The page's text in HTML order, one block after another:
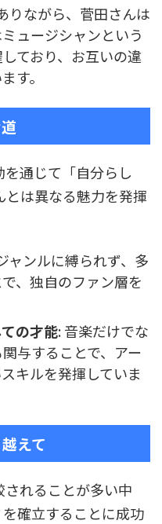
りながら、菅田さんは
ュージシャンという
ており、お互いの違
す。
通じて「自分らし
とは異なる魅力を発揮
ャンルに縛られず、多
、独自のファン層を
の才能: 音楽だけでな
与することで、アー
キルを発揮していま
えて
れることが多い中
確立することに成功